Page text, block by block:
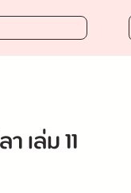
เล่ม 11